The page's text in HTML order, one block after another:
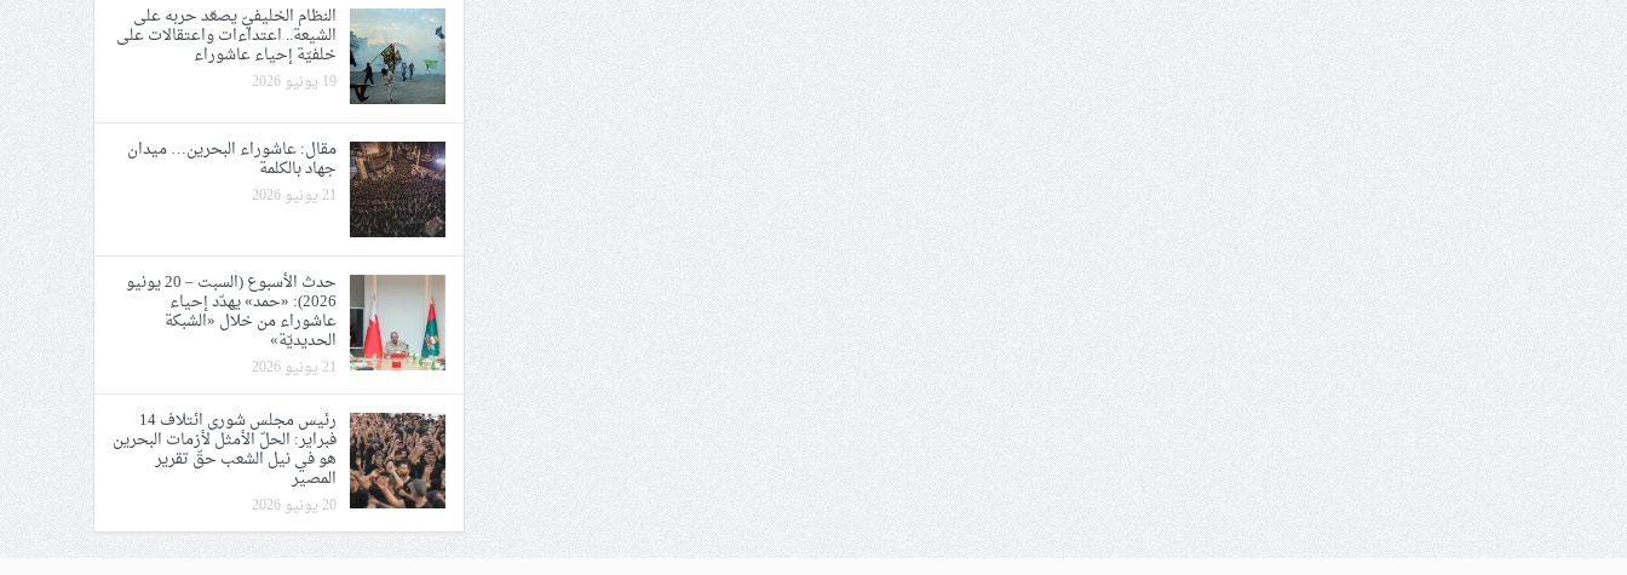
النظام الخليفيّ يصعّد حربه على
الشيعة.. اعتداءات واعتقالات على
خلفيّة إحياء عاشوراء
19 يونيو 2026
مقال: عاشوراء البحرين… ميدان
جهاد بالكلمة
21 يونيو 2026
حدث الأسبوع (السبت – 20 يونيو
2026): «حمد» يهدّد إحياء
عاشوراء من خلال «الشبكة
الحديديّة»
21 يونيو 2026
رئيس مجلس شورى ائتلاف 14
فبراير: الحلّ الأمثل لأزمات البحرين
هو في نيل الشعب حقّ تقرير
المصير
20 يونيو 2026